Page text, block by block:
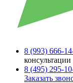
8 (993) 666-
8 (495) 295-
Заказать